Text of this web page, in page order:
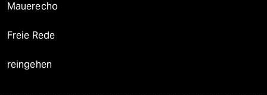
Mauerecho
Freie Rede
reingehen